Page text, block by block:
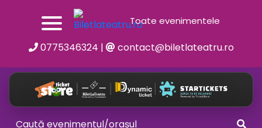
Toate evenimentele
0775346324 | contact@biletlateatru.ro